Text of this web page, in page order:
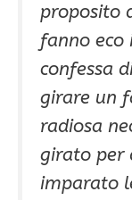
proposito
fanno eco
confessa
girare un
radiosa
girato per
imparato